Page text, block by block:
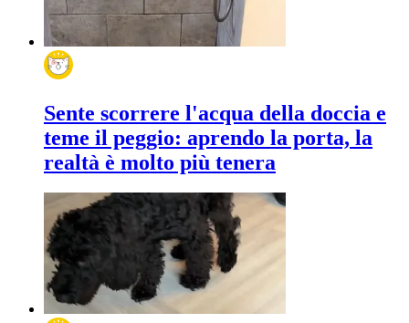
Sente scorrere l'acqua della doccia e
teme il peggio: aprendo la porta, la
realtà è molto più tenera